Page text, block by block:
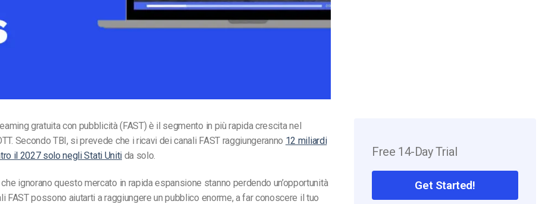
gratuita con pubblicità (FAST) è il segmento in più rapida crescita nel
Secondo TBI, si prevede che i ricavi dei canali FAST raggiungeranno 12 miliardi
il 2027 solo negli Stati Unitida solo.
ignorano questo mercato in rapida espansione stanno perdendo un’opportunità
FAST possono aiutarti a raggiungere un pubblico enorme, a far conoscere il tuo
Free 14-Day Trial
Get Started!